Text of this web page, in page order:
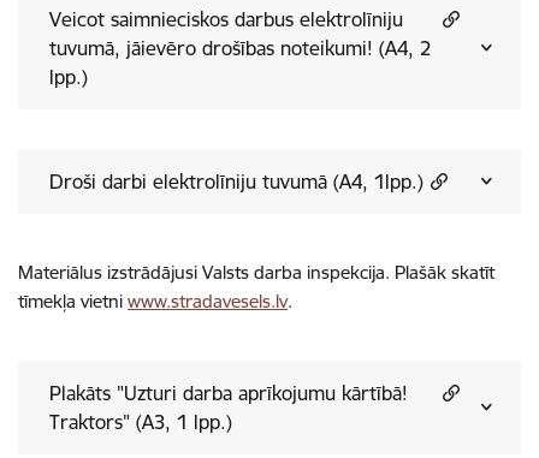
Veicot saimnieciskos darbus elektrolīniju
tuvumā, jāievēro drošības noteikumi! (A4, 2
lpp.)
Droši darbi elektrolīniju tuvumā (A4, 1lpp.)
Materiālus izstrādājusi Valsts darba inspekcija. Plašāk skatīt
tīmekļa vietni www.stradavesels.lv.
Plakāts "Uzturi darba aprīkojumu kārtībā!
Traktors" (A3, 1 lpp.)